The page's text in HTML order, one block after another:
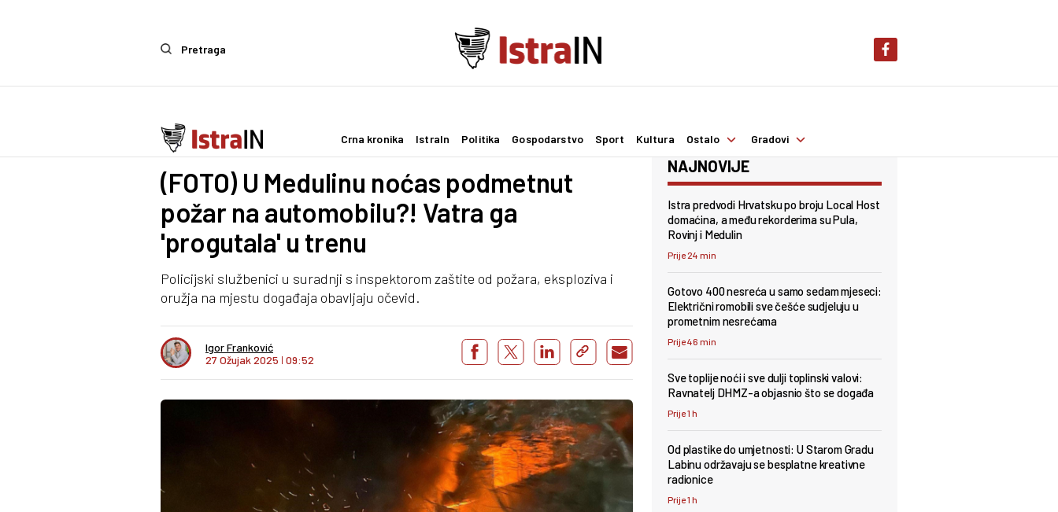
Pretraga
Crna kronika IstraIn Politika Gospodarstvo Sport Kultura Ostalo Gradovi
Crna kronika
(FOTO) U Medulinu noćas podmetnut
požar na automobilu?! Vatra ga
'progutala' u trenu
Policijski službenici u suradnji s inspektorom zaštite od požara, eksploziva i
oružja na mjestu događaja obavljaju očevid.
Igor Franković
27 Ožujak 2025 I 09:52
NAJNOVIJE
Istra predvodi Hrvatsku po broju Local Host
domaćina, a među rekorderima su Pula,
Rovinj i Medulin
Prije 24 min
Gotovo 400 nesreća u samo sedam mjeseci:
Električni romobili sve češće sudjeluju u
prometnim nesrećama
Prije 46 min
Sve toplije noći i sve dulji toplinski valovi:
Ravnatelj DHMZ-a objasnio što se događa
Prije 1 h
Od plastike do umjetnosti: U Starom Gradu
Labinu održavaju se besplatne kreativne
radionice
Prije 1 h